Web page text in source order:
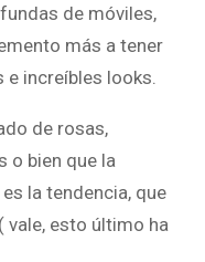
de móviles,
más a tener
increíbles looks.
de rosas,
o bien que la
la tendencia, que
vale, esto último ha